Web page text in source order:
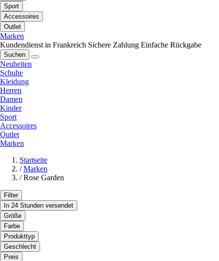
Sport
Accessoires
Outlet
Marken
Kundendienst in Frankreich Sichere Zahlung Einfache Rückgabe
Suchen
Neuheiten
Schuhe
Kleidung
Herren
Damen
Kinder
Sport
Accessoires
Outlet
Marken
Startseite
/ Marken
/ Rose Garden
Filter
In 24 Stunden versendet
Größe
Farbe
Produkttyp
Geschlecht
Preis